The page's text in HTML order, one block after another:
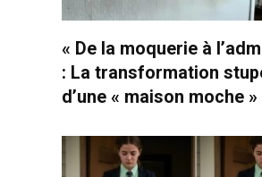
« De la moquerie à
: La transformation
d’une « maison moche »